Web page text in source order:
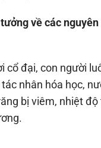
về các
cổ đại, con người
nhân hóa học,
bị viêm, nhiệt